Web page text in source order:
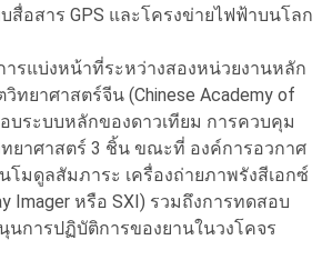
สื่อสาร GPS และโครงข่ายไฟฟ้าบนโลก
ารแบ่งหน้าที่ระหว่างสองหน่วยงานหลัก
ยาศาสตร์จีน (Chinese Academy of
บระบบหลักของดาวเทียม การควบคุม
ทยาศาสตร์ 3 ชิ้น ขณะที่ องค์การอวกาศ
โมดูลสัมภาระ เครื่องถ่ายภาพรังสีเอกซ์
Imager หรือ SXI) รวมถึงการทดสอบ
การปฏิบัติการของยานในวงโคจร